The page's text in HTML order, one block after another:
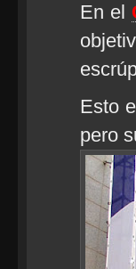
En el
Esto
pero